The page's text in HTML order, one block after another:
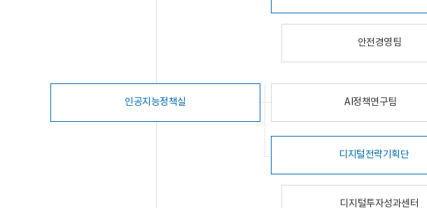
안전경영팀
인공지능정책실 AI정책연구팀
디지털전략기획단
디지털투자성과센터